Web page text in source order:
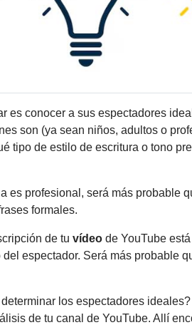
es conocer a sus espectadores
son (ya sean niños, adultos o
tipo de estilo de escritura o tono
es profesional, será más probable
formales.
de tu vídeo de YouTube
espectador. Será más probable
los espectadores
de tu canal de YouTube. Allí